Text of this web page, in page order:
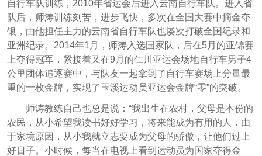
自行车队训练，2010年省运会后进入云南自行车队。进入省
队后，师涛训练刻苦，进步飞快，多次在全国大赛中摘金夺
银，由他担任主力的云南省自行车队也屡次打破全国纪录和
亚洲纪录。2014年1月，师涛入选国家队，后在5月的亚锦赛
上夺得冠军，紧接着又在9月的仁川亚运会场地自行车男子4
公里团体追逐赛中，与队友一起拿到了自行车赛场上分量最
重的一枚金牌，实现了玉溪运动员亚运会金牌“零”的突破。
师涛教练自己也总是说：“我出生在农村，父母是本份的
农民，从小希望我读书好好学习，将来能成为有用的人，由
于家境原因，从小我就立志要成为父母的骄傲，让他们过上
好日子。小时候，每当在电视上看到运动员为国家夺得金